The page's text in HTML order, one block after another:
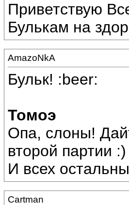
Приветствую
Булькам на
AmazoNkA
Бульк! :beer:
Томоэ
Опа, слоны!
второй партии :)
И всех
Cartman